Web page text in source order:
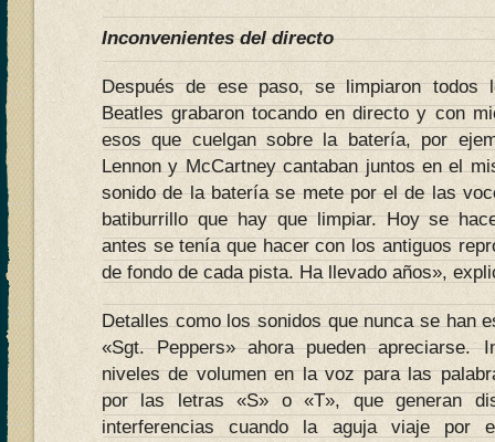
Inconvenientes del directo
Después de ese paso, se limpiaron todos
Beatles grabaron tocando en directo y con
esos que cuelgan sobre la batería, por
Lennon y McCartney cantaban juntos en el
sonido de la batería se mete por el de las
batiburrillo que hay que limpiar. Hoy se
antes se tenía que hacer con los antiguos
de fondo de cada pista. Ha llevado años»,
Detalles como los sonidos que nunca se han
«Sgt. Peppers» ahora pueden apreciarse.
niveles de volumen en la voz para las
por las letras «S» o «T», que generan
interferencias cuando la aguja viaje por